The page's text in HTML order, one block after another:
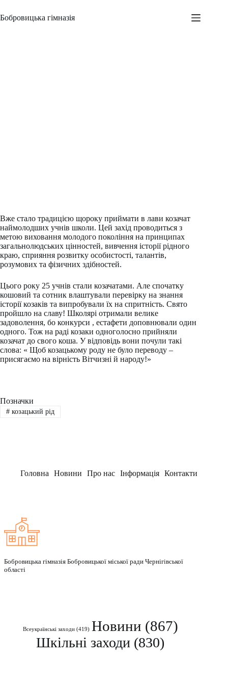
до
вмісту
Бобровицька гімназія
Вже стало традицією щороку приймати в лави козачат
наймолодших учнів школи. Цей захід проводиться з
метою виховання молодого покоління на принципах
загальнолюдських цінностей, вивчення історії рідного
краю, сприяння розвитку особистості, талантів,
розумових та фізичних здібностей.
Цього року 25 учнів стали козачатами. Але спочатку
кошовий та сотник влаштували перевірку на знання
історії козаків та випробували їх на спритність. Свято
пройшло на славу! Школярі отримали велике
задоволення, бо конкурси , естафети доповнювали один
одного. Тож на раді козаки одноголосно прийняли
козачат до свого коша. У відповідь вони почули такі
слова: « Щоб козацькому роду не було переводу –
присягаємо на вірність Вітчизні й народу!»
Позначки
#козацький рід
Головна Новини Про нас Інформація Контакти
Бобровицька гімназія Бобровицької міської ради Чернігівської
області
Всеукраїнські заходи(419) Новини (867)
Шкільні заходи (830)